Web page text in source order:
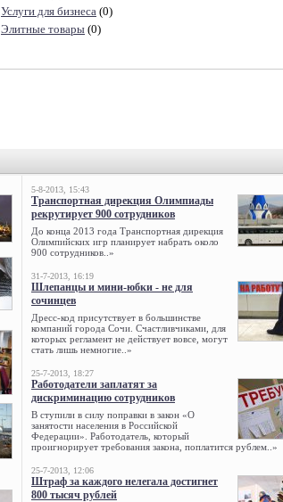
Услуги для бизнеса (0)
Элитные товары (0)
5-8-2013, 15:43
Транспортная дирекция Олимпиады
рекрутирует 900 сотрудников
До конца 2013 года Транспортная дирекция
Олимпийских игр планирует набрать около
900 сотрудников..»
31-7-2013, 16:19
Шлепанцы и мини-юбки - не для
сочинцев
Дресс-код присутствует в большинстве
компаний города Сочи. Счастливчиками, для
которых регламент не действует вовсе, могут
стать лишь немногие..»
25-7-2013, 18:27
Работодатели заплатят за
дискриминацию сотрудников
В ступили в силу поправки в закон «О
занятости населения в Российской
Федерации». Работодатель, который
проигнорирует требования закона, поплатится рублем..»
25-7-2013, 12:06
Штраф за каждого нелегала достигнет
800 тысяч рублей